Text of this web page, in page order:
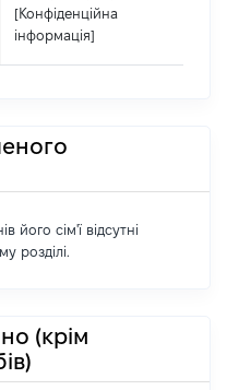
[Конфіденційна
інформація]
його сім'ї відсутні
розділі.
(крім